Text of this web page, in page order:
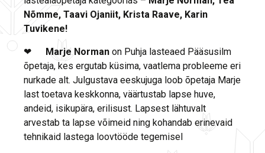
Nõmme, Taavi Ojaniit, Krista Raave, Karin
Tuvikene!
❤ Marje Norman on Puhja lasteaed Pääsusilm
õpetaja, kes ergutab küsima, vaatlema probleeme eri
nurkade alt. Julgustava eeskujuga loob õpetaja Marje
last toetava keskkonna, väärtustab lapse huve,
andeid, isikupära, erilisust. Lapsest lähtuvalt
arvestab ta lapse võimeid ning kohandab erinevaid
tehnikaid lastega loovtööde tegemisel